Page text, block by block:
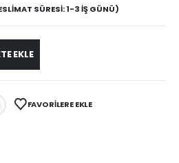
SÜRESI: 1-3 İŞ GÜNÜ)
EKLE
FAVORILERE EKLE